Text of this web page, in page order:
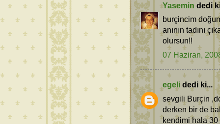
Yasemin dedi
burçincim
anının tadını
olursun!!
07 Haziran,
egeli dedi ki...
sevgili Burçin
derken bir de
kendimi hala 30